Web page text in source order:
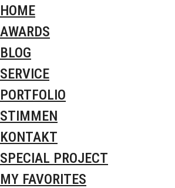
HOME
AWARDS
BLOG
SERVICE
PORTFOLIO
STIMMEN
KONTAKT
SPECIAL PROJECT
MY FAVORITES